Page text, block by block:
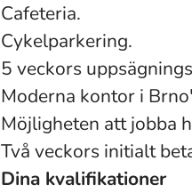
Cafeteria.
Cykelparkering.
5 veckors
Moderna kontor i
Möjligheten att jobba
Två veckors initialt
Dina kvalifikationer